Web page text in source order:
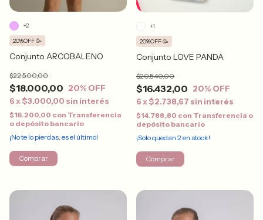
Conjunto ARCOBALENO
$18.000,00
$22.500,00
20% OFF
6 x$3.000,00 sin interés
20%OFF 🥳
$16.200,00 con Transferencia
o depósito bancario
¡No te lo pierdas, es el último!
+2
Comprar
Conjunto LOVE PANDA
$16.432,00
$20.540,00
20% OFF
6 x$2.738,67 sin interés
20%OFF 🥳
$14.788,80 con Transferencia o
depósito bancario
¡Solo quedan 2 en stock!
+1
Comprar